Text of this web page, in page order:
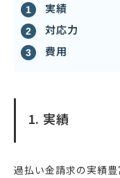
実績
対応力
費用
1. 実績
過払い金請求の実績